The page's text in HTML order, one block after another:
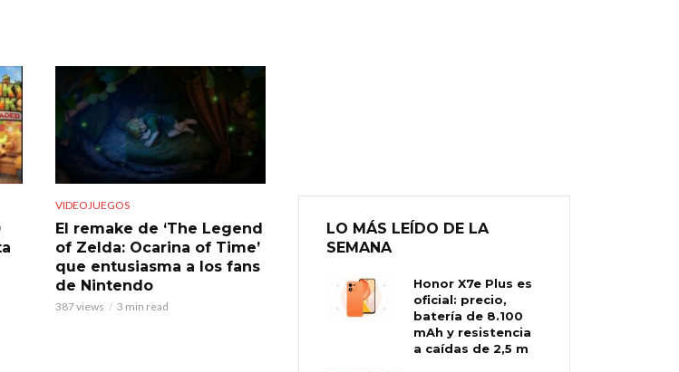
VIDEOJUEGOS
El remake de ‘The Legend
of Zelda: Ocarina of Time’
que entusiasma a los fans
de Nintendo
387 views 3 min read
LO MÁS LEÍDO DE LA
SEMANA
Honor X7e Plus es
oficial: precio,
batería de 8.100
mAh y resistencia
a caídas de 2,5 m